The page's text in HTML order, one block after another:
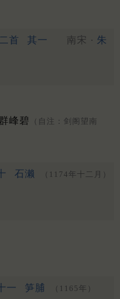
首 其一 南宋 · 朱
群峰碧 （自注：剑阁望南
石濑 （1174年十二月）
一 笋脯 （1165年）